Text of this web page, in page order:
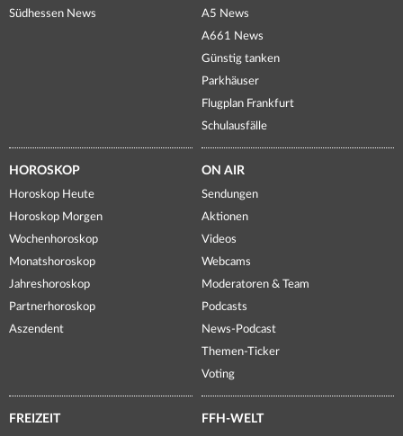
Südhessen News
A5 News
A661 News
Günstig tanken
Parkhäuser
Flugplan Frankfurt
Schulausfälle
HOROSKOP
Horoskop Heute
Horoskop Morgen
Wochenhoroskop
Monatshoroskop
Jahreshoroskop
Partnerhoroskop
Aszendent
ON AIR
Sendungen
Aktionen
Videos
Webcams
Moderatoren & Team
Podcasts
News-Podcast
Themen-Ticker
Voting
FREIZEIT FFH-WELT